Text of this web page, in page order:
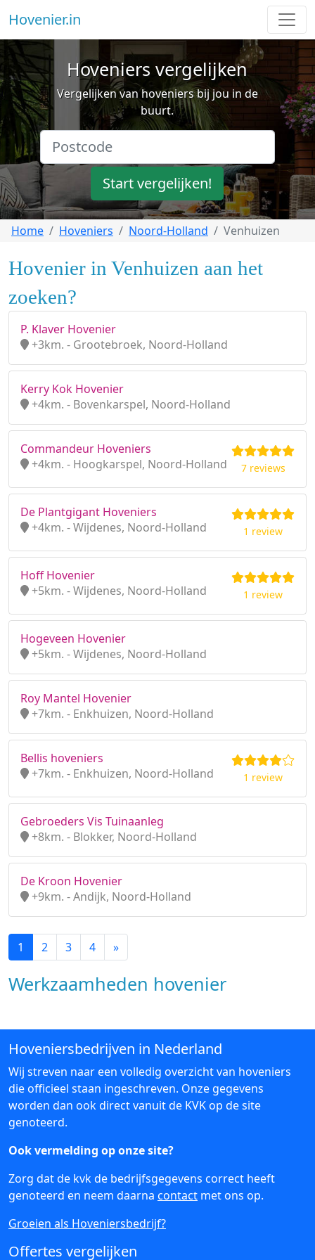
Hovenier.in
Hoveniers vergelijken
Vergelijken van hoveniers bij jou in de
buurt.
Start vergelijken!
Home Hoveniers Noord-Holland Venhuizen
Hovenier in Venhuizen aan het
zoeken?
P. Klaver Hovenier
+3km. - Grootebroek, Noord-Holland
Kerry Kok Hovenier
+4km. - Bovenkarspel, Noord-Holland
Commandeur Hoveniers
+4km. - Hoogkarspel, Noord-Holland
7 reviews
De Plantgigant Hoveniers
+4km. - Wijdenes, Noord-Holland
1 review
Hoff Hovenier
+5km. - Wijdenes, Noord-Holland
1 review
Hogeveen Hovenier
+5km. - Wijdenes, Noord-Holland
Roy Mantel Hovenier
+7km. - Enkhuizen, Noord-Holland
Bellis hoveniers
+7km. - Enkhuizen, Noord-Holland
1 review
Gebroeders Vis Tuinaanleg
+8km. - Blokker, Noord-Holland
De Kroon Hovenier
+9km. - Andijk, Noord-Holland
1 2 3 4 »
Werkzaamheden hovenier
Hoveniersbedrijven in Nederland
Wij streven naar een volledig overzicht van hoveniers
die officieel staan ingeschreven. Onze gegevens
worden dan ook direct vanuit de KVK op de site
genoteerd.
Ook vermelding op onze site?
Zorg dat de kvk de bedrijfsgegevens correct heeft
genoteerd en neem daarna contact met ons op.
Groeien als Hoveniersbedrijf?
Offertes vergelijken